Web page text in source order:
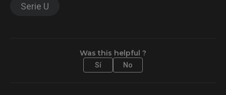
Serie U
Was this helpful ?
Sí No